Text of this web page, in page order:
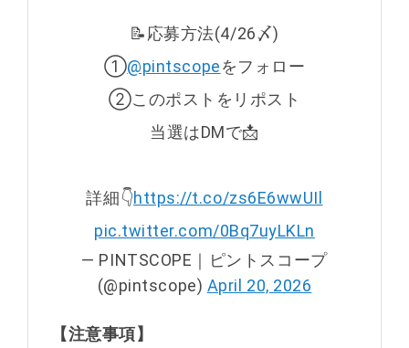
📝応募方法(4/26〆)
①@pintscopeをフォロー
②このポストをリポスト
当選はDMで📩
詳細👇https://t.co/zs6E6wwUIl
pic.twitter.com/0Bq7uyLKLn
— PINTSCOPE｜ピントスコープ
(@pintscope) April 20, 2026
【注意事項】